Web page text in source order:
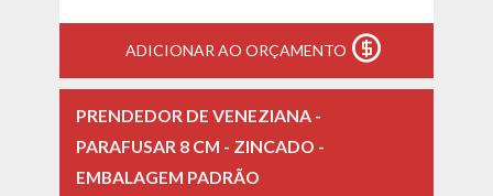
ADICIONAR AO ORÇAMENTO
PRENDEDOR DE VENEZIANA -
PARAFUSAR 8 CM - ZINCADO -
EMBALAGEM PADRÃO